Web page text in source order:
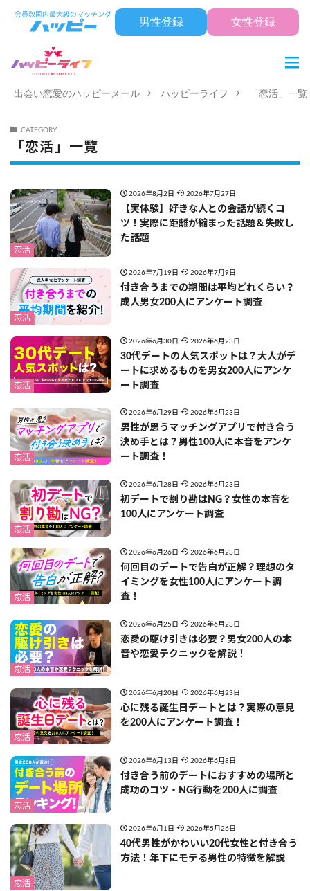
男性登録 女性登録
出会い恋愛のハッピーメール ハッピーライフ 「恋活」一覧
CATEGORY
「恋活」一覧
恋活
2026年8月2日 2026年7月27日
【実体験】好きな人との会話が続くコ
ツ！実際に距離が縮まった話題＆失敗し
た話題
恋活
2026年7月19日 2026年7月9日
付き合うまでの期間は平均どれくらい？
成人男女200人にアンケート調査
恋活
2026年6月30日 2026年6月23日
30代デートの人気スポットは？大人がデ
ートに求めるものを男女200人にアンケ
ート調査
恋活
2026年6月29日 2026年6月23日
男性が思うマッチングアプリで付き合う
決め手とは？男性100人に本音をアンケ
ート調査！
恋活
2026年6月28日 2026年6月23日
初デートで割り勘はNG？女性の本音を
100人にアンケート調査
恋活
2026年6月26日 2026年6月23日
何回目のデートで告白が正解？理想のタ
イミングを女性100人にアンケート調
査！
恋活
2026年6月25日 2026年6月23日
恋愛の駆け引きは必要？男女200人の本
音や恋愛テクニックを解説！
恋活
2026年6月20日 2026年6月23日
心に残る誕生日デートとは？実際の意見
を200人にアンケート調査！
恋活
2026年6月13日 2026年6月8日
付き合う前のデートにおすすめの場所と
成功のコツ・NG行動を200人に調査
恋活
2026年6月1日 2026年5月26日
40代男性がかわいい20代女性と付き合う
方法！年下にモテる男性の特徴を解説